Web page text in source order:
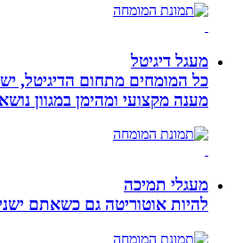
מעגל דיגיטל
כל המומחים מתחום הדיגיטל, ישמחו
מענה מקצועי ומהימן במגוון נושאים!
מעגלי תמיכה
להיות אוטוריטה גם כשאתם ישנים